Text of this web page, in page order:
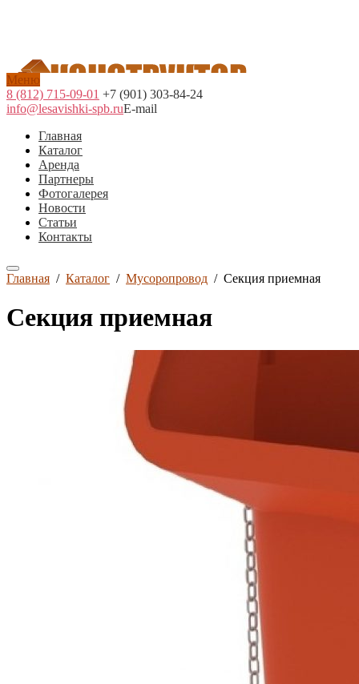
Меню
8 (812) 715-09-01 +7 (901) 303-84-24
info@lesavishki-spb.ruE-mail
Главная
Каталог
Аренда
Партнеры
Фотогалерея
Новости
Статьи
Контакты
Главная / Каталог / Мусоропровод / Секция приемная
Секция приемная